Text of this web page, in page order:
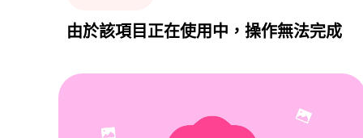
由於該項目正在使用中，操作無法完成